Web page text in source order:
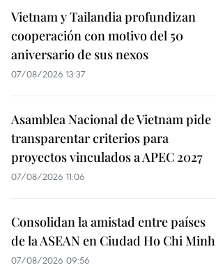
Vietnam y Tailandia profundizan
cooperación con motivo del 50
aniversario de sus nexos
07/08/2026 13:37
Asamblea Nacional de Vietnam pide
transparentar criterios para
proyectos vinculados a APEC 2027
07/08/2026 11:06
Consolidan la amistad entre países
de la ASEAN en Ciudad Ho Chi Minh
07/08/2026 09:56